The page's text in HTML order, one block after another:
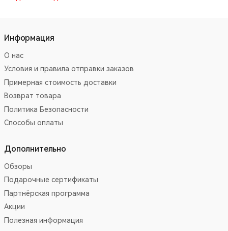
Информация
О нас
Условия и правила отправки заказов
Примерная стоимость доставки
Возврат товара
Политика Безопасности
Способы оплаты
Дополнительно
Обзоры
Подарочные сертификаты
Партнёрская программа
Акции
Полезная информация